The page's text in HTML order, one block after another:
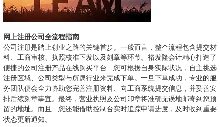
网上注册公司全流程指南
公司注册是踏上创业之路的关键首步。一般而言，整个流程包含提交材
料、工商审核、执照核准下发以及刻章等环节。裕发隆会计精心打造了
便捷的公司注册产品在线购买平台，您可根据自身实际状况，自主挑选
注册区域、公司类型与所属行业来完成下单。一旦下单成功，专业的服
务团队便会全力协助您完善注册资料、向工商系统提交信息，并妥善安
排后续刻章事宜。最终，营业执照及公司印章将准确无误地邮寄到您预
留的地址。而且，您还能借助控制台实时追踪申请进度，及时收到重要
状态更新通知。